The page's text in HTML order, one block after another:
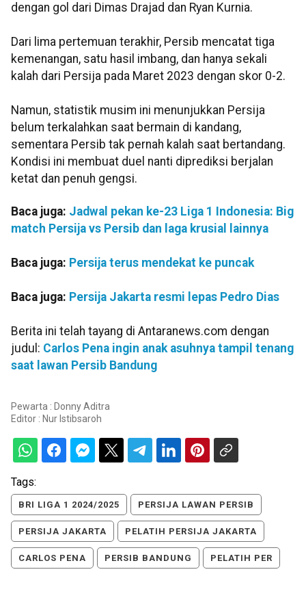
dengan gol dari Dimas Drajad dan Ryan Kurnia.
Dari lima pertemuan terakhir, Persib mencatat tiga
kemenangan, satu hasil imbang, dan hanya sekali
kalah dari Persija pada Maret 2023 dengan skor 0-2.
Namun, statistik musim ini menunjukkan Persija
belum terkalahkan saat bermain di kandang,
sementara Persib tak pernah kalah saat bertandang.
Kondisi ini membuat duel nanti diprediksi berjalan
ketat dan penuh gengsi.
Baca juga: Jadwal pekan ke-23 Liga 1 Indonesia: Big
match Persija vs Persib dan laga krusial lainnya
Baca juga: Persija terus mendekat ke puncak
Baca juga: Persija Jakarta resmi lepas Pedro Dias
Berita ini telah tayang di Antaranews.com dengan
judul: Carlos Pena ingin anak asuhnya tampil tenang
saat lawan Persib Bandung
Pewarta : Donny Aditra
Editor : Nur Istibsaroh
Tags:
BRI LIGA 1 2024/2025 PERSIJA LAWAN PERSIB
PERSIJA JAKARTA PELATIH PERSIJA JAKARTA
CARLOS PENA PERSIB BANDUNG PELATIH PER